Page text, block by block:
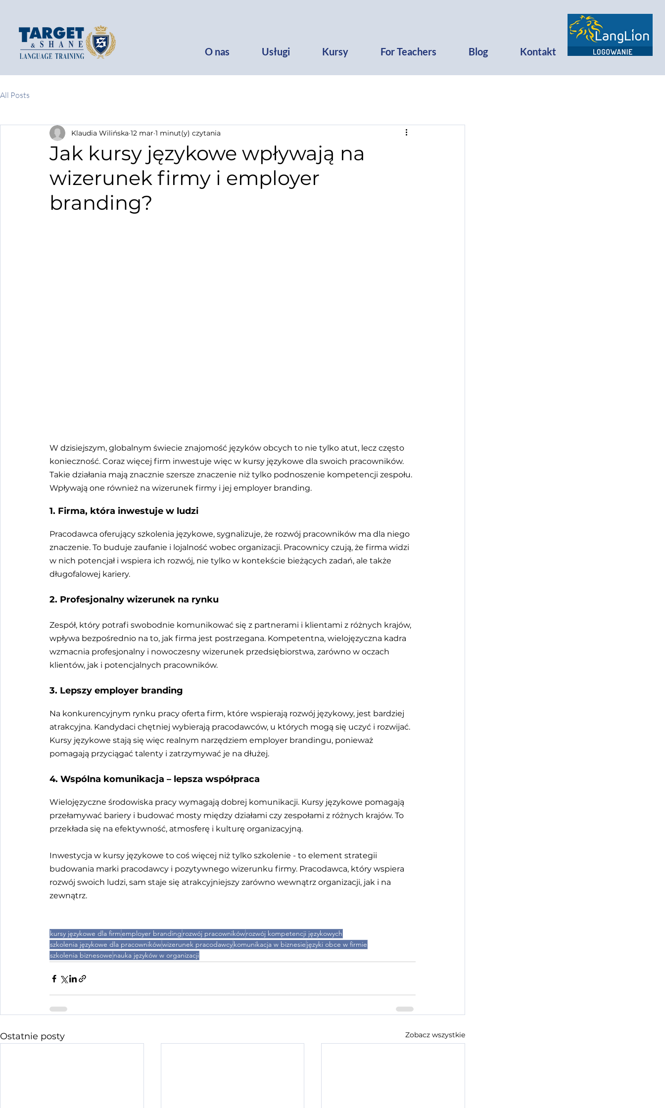
O nas Usługi Kursy For Teachers Blog Kontakt
All Posts
Jak kursy językowe wpływają na
wizerunek firmy i employer
branding?
Klaudia Wilińska 12 mar 1 minut(y) czytania
W dzisiejszym, globalnym świecie znajomość języków obcych to nie tylko atut, lecz często
konieczność. Coraz więcej firm inwestuje więc w kursy językowe dla swoich pracowników.
Takie działania mają znacznie szersze znaczenie niż tylko podnoszenie kompetencji zespołu.
Wpływają one również na wizerunek firmy i jej employer branding.
1. Firma, która inwestuje w ludzi
Pracodawca oferujący szkolenia językowe, sygnalizuje, że rozwój pracowników ma dla niego
znaczenie. To buduje zaufanie i lojalność wobec organizacji. Pracownicy czują, że firma widzi
w nich potencjał i wspiera ich rozwój, nie tylko w kontekście bieżących zadań, ale także
długofalowej kariery.
2. Profesjonalny wizerunek na rynku
Zespół, który potrafi swobodnie komunikować się z partnerami i klientami z różnych krajów,
wpływa bezpośrednio na to, jak firma jest postrzegana. Kompetentna, wielojęzyczna kadra
wzmacnia profesjonalny i nowoczesny wizerunek przedsiębiorstwa, zarówno w oczach
klientów, jak i potencjalnych pracowników.
3. Lepszy employer branding
Na konkurencyjnym rynku pracy oferta firm, które wspierają rozwój językowy, jest bardziej
atrakcyjna. Kandydaci chętniej wybierają pracodawców, u których mogą się uczyć i rozwijać.
Kursy językowe stają się więc realnym narzędziem employer brandingu, ponieważ
pomagają przyciągać talenty i zatrzymywać je na dłużej.
4. Wspólna komunikacja – lepsza współpraca
Wielojęzyczne środowiska pracy wymagają dobrej komunikacji. Kursy językowe pomagają
przełamywać bariery i budować mosty między działami czy zespołami z różnych krajów. To
przekłada się na efektywność, atmosferę i kulturę organizacyjną.
Inwestycja w kursy językowe to coś więcej niż tylko szkolenie - to element strategii
budowania marki pracodawcy i pozytywnego wizerunku firmy. Pracodawca, który wspiera
rozwój swoich ludzi, sam staje się atrakcyjniejszy zarówno wewnątrz organizacji, jak i na
zewnątrz.
kursy językowe dla firmemployer branding rozwój pracownikówrozwój kompetencji językowych
szkolenia językowe dla pracownikówwizerunek pracodawcykomunikacja w biznesie języki obce w firmie
szkolenia biznesowe nauka języków w organizacji
Ostatnie posty Zobacz wszystkie